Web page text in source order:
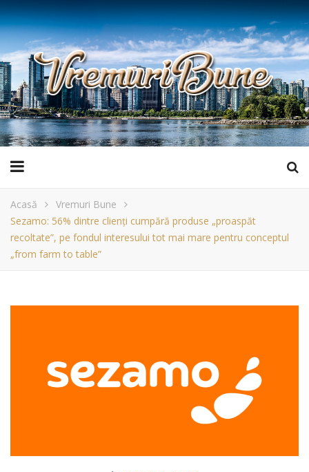
Acasă
Vremuri Bune
Sezamo: 56% dintre clienți cumpără produse „proaspăt
recoltate”, pe fondul interesului tot mai mare pentru conceptul
„from farm to table”